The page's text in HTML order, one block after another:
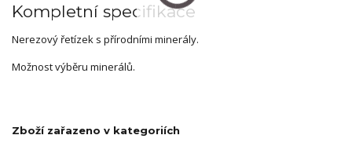
Kompletní specifikace
Nerezový řetízek s přírodními minerály.
Možnost výběru minerálů.
Zboží zařazeno v kategoriích